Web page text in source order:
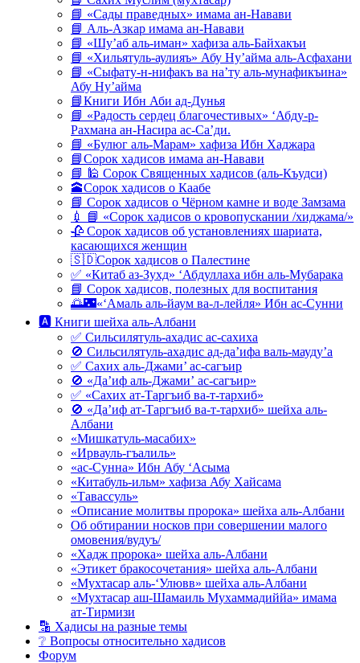
📘 «Сады праведных» имама ан-Навави
📘 Аль-Азкар имама ан-Навави
📘 «Шу’аб аль-иман» хафиза аль-Байхакъи
📘 «Хильятуль-аулияъ» Абу Ну’айма аль-Асфахани
📘 «Сыфату-н-нифакъ ва на’ту аль-мунафикъина»
Абу Ну’айма
📘Книги Ибн Аби ад-Дунья
📘 «Радость сердец благочестивых» ‘Абду-р-
Рахмана ан-Насира ас-Са’ди.
📘 «Булюг аль-Марам» хафиза Ибн Хаджара
📘Сорок хадисов имама ан-Навави
📘 🕌 Сорок Священных хадисов (аль-Къудси)
🕋Сорок хадисов о Каабе
📘 Сорок хадисов о Чёрном камне и воде Замзама
💉 📘 «Сорок хадисов о кровопускании /хиджама/»
🥀 Сорок хадисов об установлениях шариата,
касающихся женщин
🇸🇩Сорок хадисов о Палестине
✅ «Китаб аз-Зухд» ‘Абдуллаха ибн аль-Мубарака
📘 Сорок хадисов, полезных для воспитания
🌅🌃«‘Амаль аль-йаум ва-л-лейля» Ибн ас-Сунни
🅰 Книги шейха аль-Албани
✅ Сильсилятуль-ахадис ас-сахиха
🚫 Сильсилятуль-ахадис ад-да’ифа валь-мауду’а
✅ Сахих аль-Джами’ ас-сагъир
🚫 «Да’иф аль-Джами’ ас-сагъир»
✅ «Сахих ат-Таргъиб ва-т-тархиб»
🚫 «Да’иф ат-Таргъиб ва-т-тархиб» шейха аль-
Албани
«Мишкатуль-масабих»
«Ирвауль-гъалиль»
«ас-Сунна» Ибн Абу ‘Асыма
«Китабуль-ильм» хафиза Абу Хайсама
«Тавассуль»
«Описание молитвы пророка» шейха аль-Албани
Об обтирании носков при совершении малого
омовения/вудуъ/
«Хадж пророка» шейха аль-Албани
«Этикет бракосочетания» шейха аль-Албани
«Мухтасар аль-‘Улювв» шейха аль-Албани
«Мухтасар аш-Шамаиль Мухаммадиййа» имама
ат-Тирмизи
🔡 Хадисы на разные темы
❔ Вопросы относительно хадисов
Форум